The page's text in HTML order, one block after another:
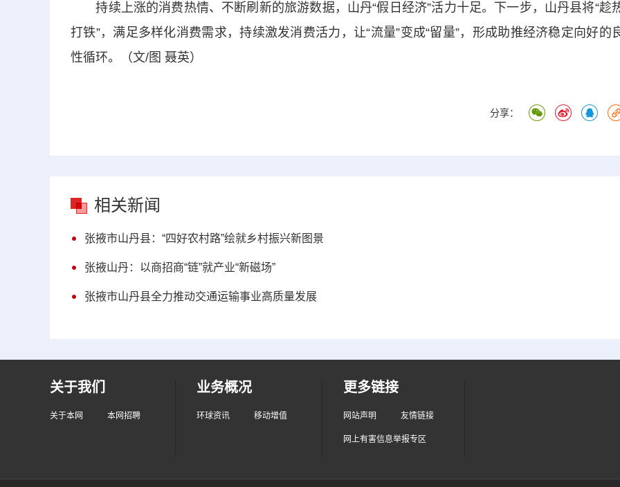
持续上涨的消费热情、不断刷新的旅游数据，山丹“假日经济”活力十足。下一步，山丹县将“趁
打铁”，满足多样化消费需求，持续激发消费活力，让“流量”变成“留量”，形成助推经济稳定向好的
性循环。（文/图 聂英）
分享：
相关新闻
张掖市山丹县：“四好农村路”绘就乡村振兴新图景
张掖山丹：以商招商“链”就产业“新磁场”
张掖市山丹县全力推动交通运输事业高质量发展
关于我们
关于本网 本网招聘
业务概况
环球资讯 移动增值
更多链接
网站声明 友情链接
网上有害信息举报专区